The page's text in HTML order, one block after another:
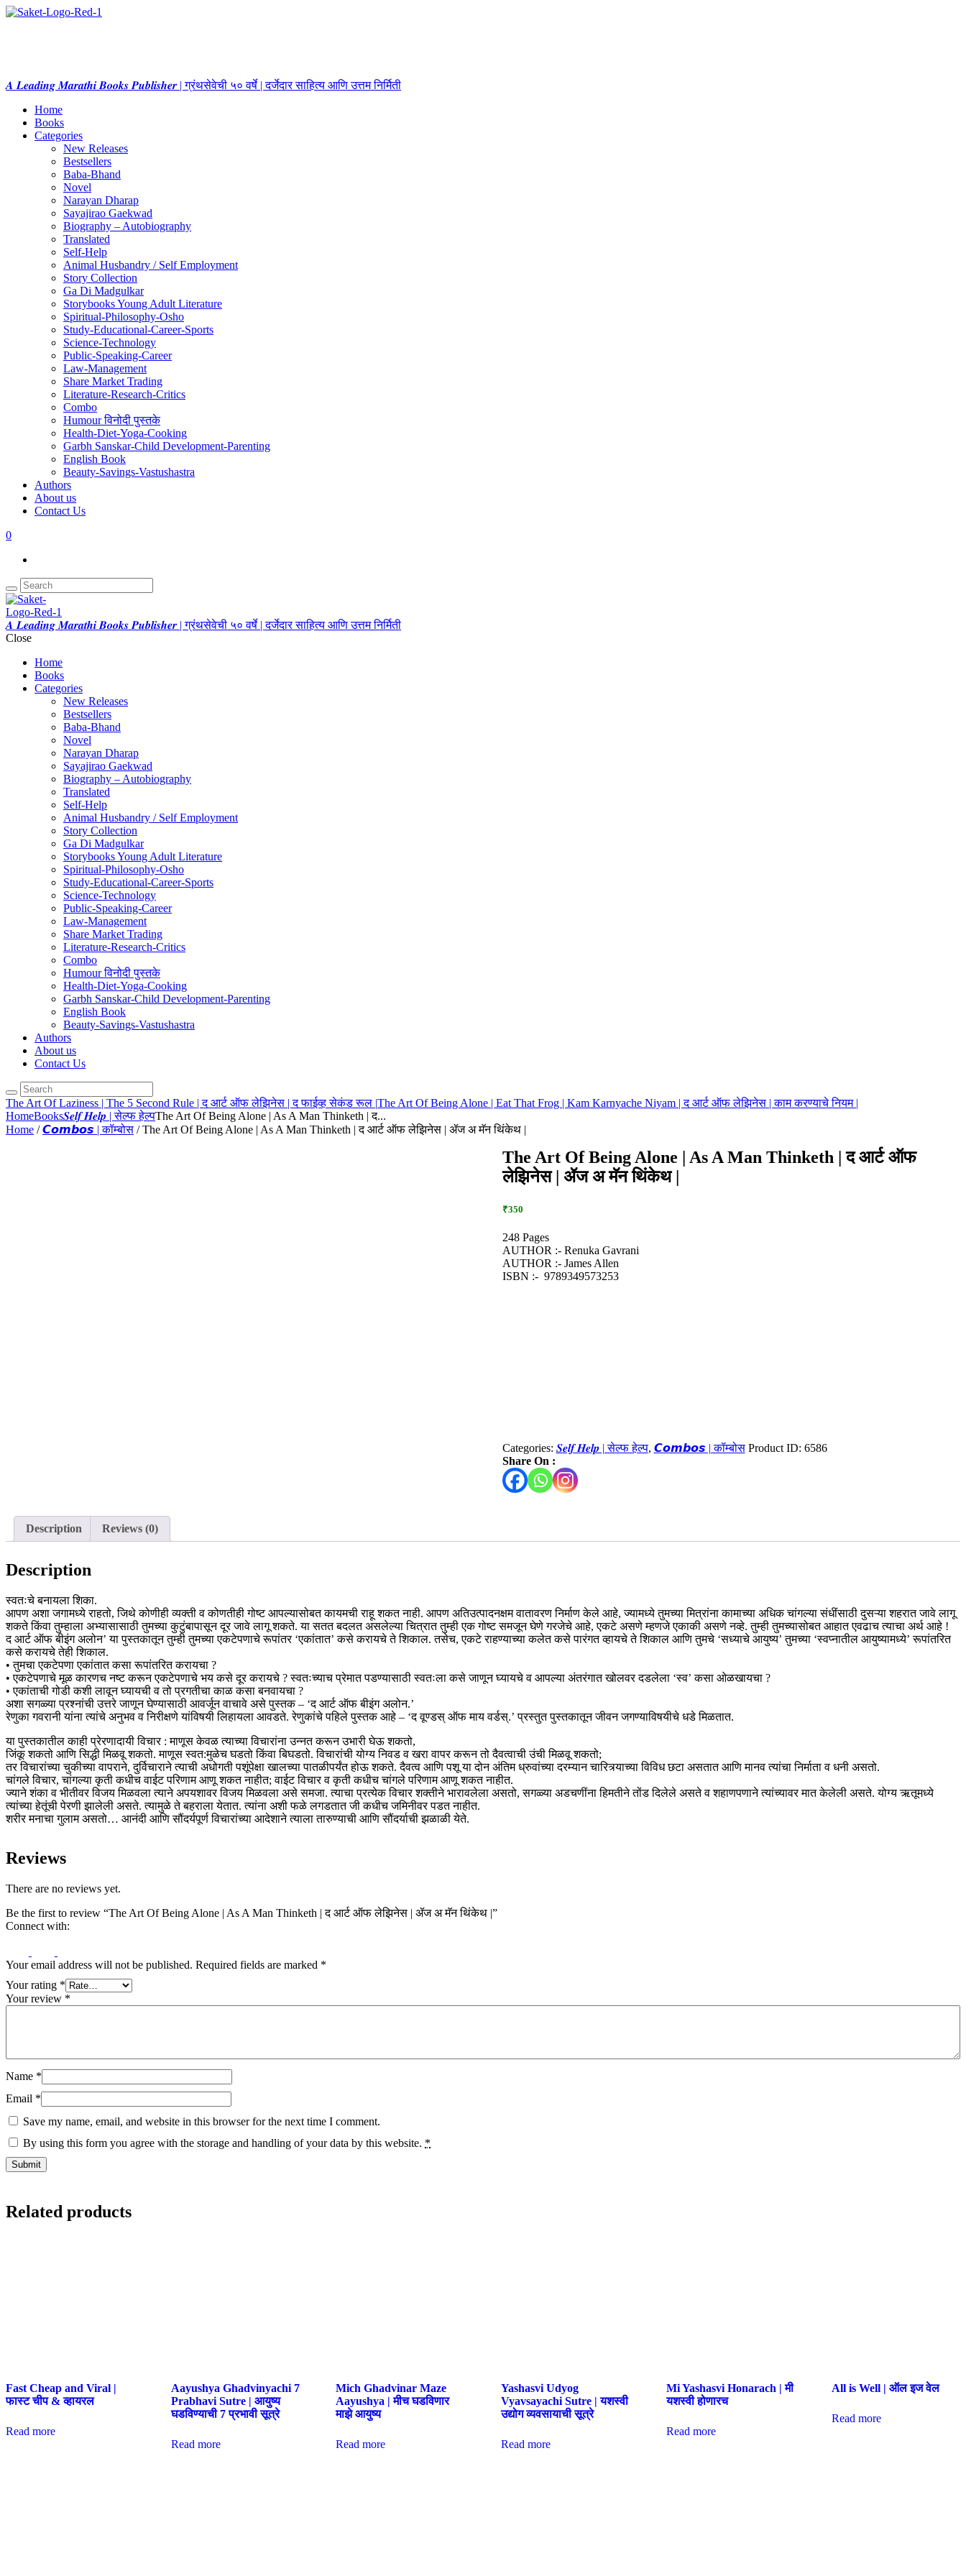
𝑨 𝑳𝒆𝒂𝒅𝒊𝒏𝒈 𝑴𝒂𝒓𝒂𝒕𝒉𝒊 𝑩𝒐𝒐𝒌𝒔 𝑷𝒖𝒃𝒍𝒊𝒔𝒉𝒆𝒓 | ग्रंथसेवेची ५० वर्षे | दर्जेदार साहित्य आणि उत्तम निर्मिती
Home
Books
Categories
New Releases
Bestsellers
Baba-Bhand
Novel
Narayan Dharap
Sayajirao Gaekwad
Biography – Autobiography
Translated
Self-Help
Animal Husbandry / Self Employment
Story Collection
Ga Di Madgulkar
Storybooks Young Adult Literature
Spiritual-Philosophy-Osho
Study-Educational-Career-Sports
Science-Technology
Public-Speaking-Career
Law-Management
Share Market Trading
Literature-Research-Critics
Combo
Humour विनोदी पुस्तके
Health-Diet-Yoga-Cooking
Garbh Sanskar-Child Development-Parenting
English Book
Beauty-Savings-Vastushastra
Authors
About us
Contact Us
0
𝑨 𝑳𝒆𝒂𝒅𝒊𝒏𝒈 𝑴𝒂𝒓𝒂𝒕𝒉𝒊 𝑩𝒐𝒐𝒌𝒔 𝑷𝒖𝒃𝒍𝒊𝒔𝒉𝒆𝒓 | ग्रंथसेवेची ५० वर्षे | दर्जेदार साहित्य आणि उत्तम निर्मिती
Close
Home
Books
Categories
New Releases
Bestsellers
Baba-Bhand
Novel
Narayan Dharap
Sayajirao Gaekwad
Biography – Autobiography
Translated
Self-Help
Animal Husbandry / Self Employment
Story Collection
Ga Di Madgulkar
Storybooks Young Adult Literature
Spiritual-Philosophy-Osho
Study-Educational-Career-Sports
Science-Technology
Public-Speaking-Career
Law-Management
Share Market Trading
Literature-Research-Critics
Combo
Humour विनोदी पुस्तके
Health-Diet-Yoga-Cooking
Garbh Sanskar-Child Development-Parenting
English Book
Beauty-Savings-Vastushastra
Authors
About us
Contact Us
The Art Of Laziness | The 5 Second Rule | द आर्ट ऑफ लेझिनेस | द फाईव्ह सेकंड रूल |The Art Of Being Alone | Eat That Frog | Kam Karnyache Niyam | द आर्ट ऑफ लेझिनेस | काम करण्याचे नियम |
HomeBooks𝑺𝒆𝒍𝒇 𝑯𝒆𝒍𝒑 | सेल्फ हेल्पThe Art Of Being Alone | As A Man Thinketh | द...
Home /𝘾𝙤𝙢𝙗𝙤𝙨 | कॉम्बोस / The Art Of Being Alone | As A Man Thinketh | द आर्ट ऑफ लेझिनेस | ॲज अ मॅन थिंकेथ |
The Art Of Being Alone | As A Man Thinketh | द आर्ट ऑफ
लेझिनेस | ॲज अ मॅन थिंकेथ |
₹350
248 Pages
AUTHOR :- Renuka Gavrani
AUTHOR :- James Allen
ISBN :- ‎ 9789349573253
Categories: 𝑺𝒆𝒍𝒇 𝑯𝒆𝒍𝒑 | सेल्फ हेल्प, 𝘾𝙤𝙢𝙗𝙤𝙨 | कॉम्बोस Product ID: 6586
Share On :
Description Reviews (0)
Description
स्वतःचे बनायला शिका.
आपण अशा जगामध्ये राहतो, जिथे कोणीही व्यक्ती व कोणतीही गोष्ट आपल्यासोबत कायमची राहू शकत नाही. आपण अतिउत्पादनक्षम वातावरण निर्माण केले आहे, ज्यामध्ये तुमच्या मित्रांना कामाच्या अधिक चांगल्या संधींसाठी दुसऱ्या शहरात जावे लागू
शकते किंवा तुम्हाला अभ्यासासाठी तुमच्या कुटुंबापासून दूर जावे लागू शकते. या सतत बदलत असलेल्या चित्रात तुम्ही एक गोष्ट समजून घेणे गरजेचे आहे, एकटे असणे म्हणजे एकाकी असणे नव्हे. तुम्ही तुमच्यासोबत आहात एवढाच त्याचा अर्थ आहे !
द आर्ट ऑफ बीइंग अलोन’ या पुस्तकातून तुम्ही तुमच्या एकटेपणाचे रूपांतर ‘एकांतात’ कसे करायचे ते शिकाल. तसेच, एकटे राहण्याच्या कलेत कसे पारंगत व्हायचे ते शिकाल आणि तुमचे ‘सध्याचे आयुष्य’ तुमच्या ‘स्वप्नातील आयुष्यामध्ये’ रूपांतरित
कसे करायचे तेही शिकाल.
• तुमचा एकटेपणा एकांतात कसा रूपांतरित करायचा ?
• एकटेपणाचे मूळ कारणच नष्ट करून एकटेपणाचे भय कसे दूर करायचे ? स्वतःच्याच प्रेमात पडण्यासाठी स्वतःला कसे जाणून घ्यायचे व आपल्या अंतरंगात खोलवर दडलेला ‘स्व’ कसा ओळखायचा ?
• एकांताची गोडी कशी लावून घ्यायची व तो प्रगतीचा काळ कसा बनवायचा ?
अशा सगळ्या प्रश्नांची उत्तरे जाणून घेण्यासाठी आवर्जून वाचावे असे पुस्तक – ‘द आर्ट ऑफ बीइंग अलोन.’
रेणुका गवरानी यांना त्यांचे अनुभव व निरीक्षणे यांविषयी लिहायला आवडते. रेणुकांचे पहिले पुस्तक आहे – ‘द वूण्डस् ऑफ माय वर्डस्.’ प्रस्तुत पुस्तकातून जीवन जगण्याविषयीचे धडे मिळतात.
या पुस्तकातील काही प्रेरणादायी विचार : माणूस केवळ त्याच्या विचारांना उन्नत करून उभारी घेऊ शकतो,
जिंकू शकतो आणि सिद्धी मिळवू शकतो. माणूस स्वत:मुळेच घडतो किंवा बिघडतो. विचारांची योग्य निवड व खरा वापर करून तो दैवत्वाची उंची मिळवू शकतो;
तर विचारांच्या चुकीच्या वापराने, दुर्विचाराने त्याची अधोगती पशूंपेक्षा खालच्या पातळीपर्यंत होऊ शकते. दैवत्व आणि पशू या दोन अंतिम ध्रुवांच्या दरम्यान चारित्र्याच्या विविध छटा असतात आणि मानव त्यांचा निर्माता व धनी असतो.
चांगले विचार, चांगल्या कृती कधीच वाईट परिणाम आणू शकत नाहीत; वाईट विचार व कृती कधीच चांगले परिणाम आणू शकत नाहीत.
ज्याने शंका व भीतीवर विजय मिळवला त्याने अपयशावर विजय मिळवला असे समजा. त्याचा प्रत्येक विचार शक्तीने भारावलेला असतो, सगळ्या अडचणींना हिमतीने तोंड दिलेले असते व शहाणपणाने त्यांच्यावर मात केलेली असते. योग्य ऋतूमध्ये
त्यांच्या हेतूंची पेरणी झालेली असते. त्यामुळे ते बहराला येतात. त्यांना अशी फळे लगडतात जी कधीच जमिनीवर पडत नाहीत.
शरीर मनाचा गुलाम असतो… आनंदी आणि सौंदर्यपूर्ण विचारांच्या आदेशाने त्याला तारुण्याची आणि सौंदर्याची झळाळी येते.
Reviews
There are no reviews yet.
Be the first to review “The Art Of Being Alone | As A Man Thinketh | द आर्ट ऑफ लेझिनेस | ॲज अ मॅन थिंकेथ |”
Connect with:
Your email address will not be published. Required fields are marked *
Your rating *
Your review *
Name *
Email *
Save my name, email, and website in this browser for the next time I comment.
By using this form you agree with the storage and handling of your data by this website. *
Related products
Fast Cheap and Viral |
फास्ट चीप & व्हायरल
Read more
Aayushya Ghadvinyachi 7
Prabhavi Sutre | आयुष्य
घडविण्याची 7 प्रभावी सूत्रे
Read more
Mich Ghadvinar Maze
Aayushya | मीच घडविणार
माझे आयुष्य
Read more
Yashasvi Udyog
Vyavsayachi Sutre | यशस्वी
उद्योग व्यवसायाची सूत्रे
Read more
Mi Yashasvi Honarach | मी
यशस्वी होणारच
Read more
All is Well | ऑल इज वेल
Read more